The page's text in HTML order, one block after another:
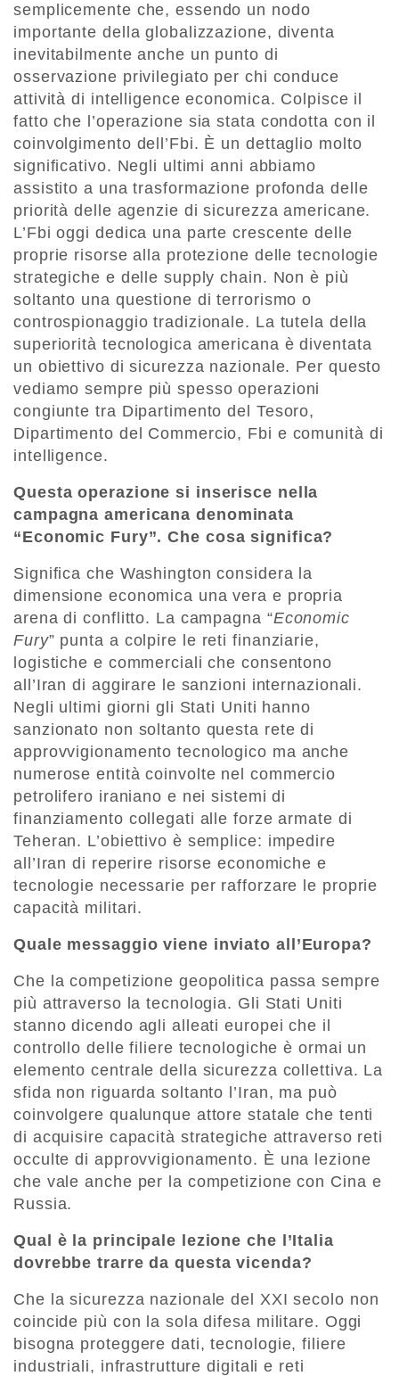
semplicemente che, essendo un nodo
importante della globalizzazione, diventa
inevitabilmente anche un punto di
osservazione privilegiato per chi conduce
attività di intelligence economica. Colpisce il
fatto che l’operazione sia stata condotta con il
coinvolgimento dell’Fbi. È un dettaglio molto
significativo. Negli ultimi anni abbiamo
assistito a una trasformazione profonda delle
priorità delle agenzie di sicurezza americane.
L’Fbi oggi dedica una parte crescente delle
proprie risorse alla protezione delle tecnologie
strategiche e delle supply chain. Non è più
soltanto una questione di terrorismo o
controspionaggio tradizionale. La tutela della
superiorità tecnologica americana è diventata
un obiettivo di sicurezza nazionale. Per questo
vediamo sempre più spesso operazioni
congiunte tra Dipartimento del Tesoro,
Dipartimento del Commercio, Fbi e comunità di
intelligence.
Questa operazione si inserisce nella
campagna americana denominata
“Economic Fury”. Che cosa significa?
Significa che Washington considera la
dimensione economica una vera e propria
arena di conflitto. La campagna “Economic
Fury” punta a colpire le reti finanziarie,
logistiche e commerciali che consentono
all’Iran di aggirare le sanzioni internazionali.
Negli ultimi giorni gli Stati Uniti hanno
sanzionato non soltanto questa rete di
approvvigionamento tecnologico ma anche
numerose entità coinvolte nel commercio
petrolifero iraniano e nei sistemi di
finanziamento collegati alle forze armate di
Teheran. L’obiettivo è semplice: impedire
all’Iran di reperire risorse economiche e
tecnologie necessarie per rafforzare le proprie
capacità militari.
Quale messaggio viene inviato all’Europa?
Che la competizione geopolitica passa sempre
più attraverso la tecnologia. Gli Stati Uniti
stanno dicendo agli alleati europei che il
controllo delle filiere tecnologiche è ormai un
elemento centrale della sicurezza collettiva. La
sfida non riguarda soltanto l’Iran, ma può
coinvolgere qualunque attore statale che tenti
di acquisire capacità strategiche attraverso reti
occulte di approvvigionamento. È una lezione
che vale anche per la competizione con Cina e
Russia.
Qual è la principale lezione che l’Italia
dovrebbe trarre da questa vicenda?
Che la sicurezza nazionale del XXI secolo non
coincide più con la sola difesa militare. Oggi
bisogna proteggere dati, tecnologie, filiere
industriali, infrastrutture digitali e reti